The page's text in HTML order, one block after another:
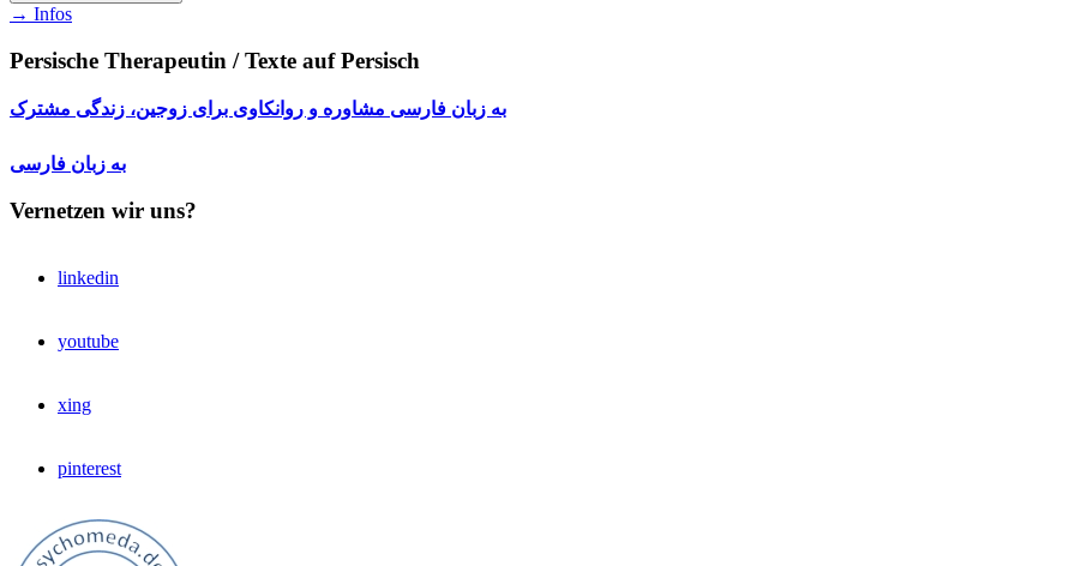
→ Infos
Persische Therapeutin / Texte auf Persisch
به زبان فارسی مشاوره و روانکاوی برای زوجین، زندگی مشترک
به زبان فارسی
Vernetzen wir uns?
linkedin
youtube
xing
pinterest